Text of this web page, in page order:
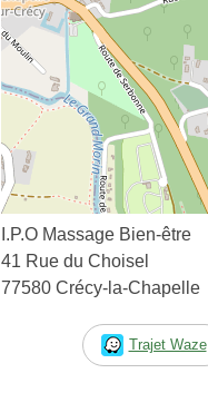
I.P.O Massage Bien-être
41 Rue du Choisel
77580 Crécy-la-Chapelle
Trajet Waze